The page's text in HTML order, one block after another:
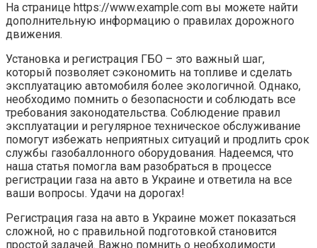
На странице https://www.example.com вы можете найти
дополнительную информацию о правилах дорожного
движения.
Установка и регистрация ГБО – это важный шаг,
который позволяет сэкономить на топливе и сделать
эксплуатацию автомобиля более экологичной. Однако,
необходимо помнить о безопасности и соблюдать все
требования законодательства. Соблюдение правил
эксплуатации и регулярное техническое обслуживание
помогут избежать неприятных ситуаций и продлить срок
службы газобаллонного оборудования. Надеемся, что
наша статья помогла вам разобраться в процессе
регистрации газа на авто в Украине и ответила на все
ваши вопросы. Удачи на дорогах!
Регистрация газа на авто в Украине может показаться
сложной, но с правильной подготовкой становится
простой задачей. Важно помнить о необходимости